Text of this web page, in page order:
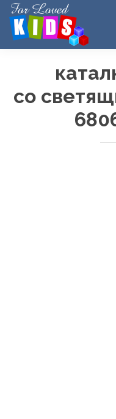
со